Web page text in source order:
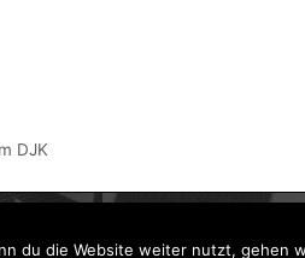
DJK
du die Website weiter nutzt, gehen